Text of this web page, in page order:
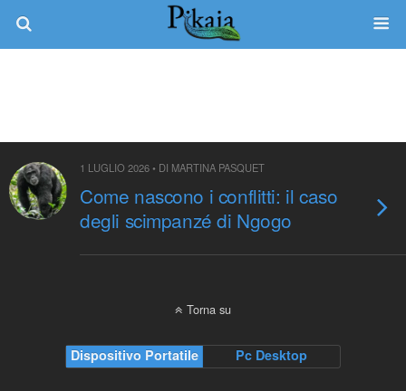
1 LUGLIO 2026 • DI MARTINA PASQUET
Come nascono i conflitti: il caso
degli scimpanzé di Ngogo
Torna su
Dispositivo Portatile Pc Desktop